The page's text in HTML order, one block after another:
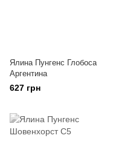
Ялина Пунгенс Глобоса
Аргентина
627 грн